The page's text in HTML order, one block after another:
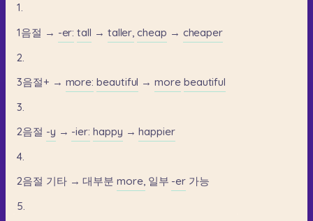
1.
1음절 → -er: tall → taller, cheap → cheaper
2.
3음절+ → more: beautiful → more beautiful
3.
2음절 -y → -ier: happy → happier
4.
2음절 기타 → 대부분 more, 일부 -er 가능
5.